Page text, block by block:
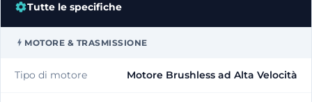
Tutte le specifiche
MOTORE & TRASMISSIONE
Tipo di motore Motore Brushless ad Alta Velocità